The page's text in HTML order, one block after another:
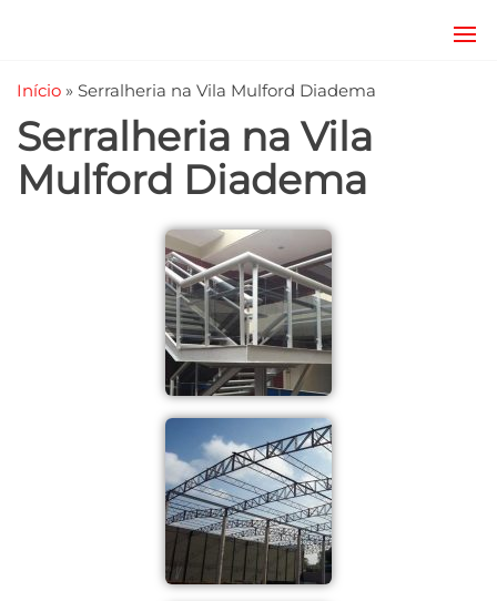
Estruturas
e
Serralheria
coberturas
mezanino
metálico,
telhado
metálico,
Início » Serralheria na Vila Mulford Diadema
Serralheria na Vila
Mulford Diadema